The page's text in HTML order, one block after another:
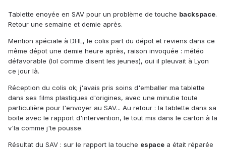
Tablette enoyée en SAV pour un problème de touche backspace.
Retour une semaine et demie après.
Mention spéciale à DHL, le colis part du dépot et reviens dans ce
même dépot une demie heure après, raison invoquée : météo
défavorable (lol comme disent les jeunes), oui il pleuvait à Lyon
ce jour là.
Réception du colis ok; j'avais pris soins d'emballer ma tablette
dans ses films plastiques d'origines, avec une minutie toute
particulière pour l'envoyer au SAV... Au retour : la tablette dans sa
boite avec le rapport d'intervention, le tout mis dans le carton à la
v'la comme j'te pousse.
Résultat du SAV : sur le rapport la touche espace a était réparée